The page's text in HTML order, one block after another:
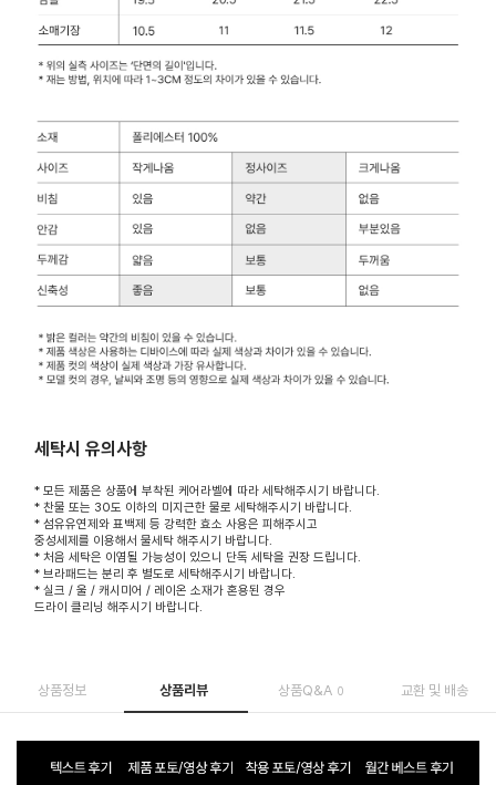
세탁시 유의사항
* 모든 제품은 상품에 부착된 케어라벨에 따라 세탁해주시기 바랍니다.
* 찬물 또는 30도 이하의 미지근한 물로 세탁해주시기 바랍니다.
* 섬유유연제와 표백제 등 강력한 효소 사용은 피해주시고
중성세제를 이용해서 물세탁 해주시기 바랍니다.
* 처음 세탁은 이염될 가능성이 있으니 단독 세탁을 권장 드립니다.
* 브라패드는 분리 후 별도로 세탁해주시기 바랍니다.
* 실크 / 울 / 캐시미어 / 레이온 소재가 혼용된 경우
드라이 클리닝 해주시기 바랍니다.
상품정보 상품리뷰 상품Q&A 0 교환 및 배송